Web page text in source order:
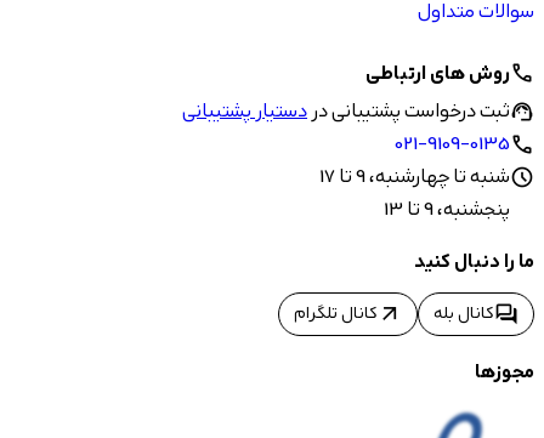
سوالات متداول
callروش های ارتباطی
support_agentثبت درخواست پشتیبانی دردستیار پشتیبانی
call
021-9109-0135
scheduleشنبه تا چهارشنبه، 9 تا 17
پنجشنبه، 9 تا 13
ما را دنبال کنید
forumکانال بله arrow_outward کانال تلگرام
مجوزها